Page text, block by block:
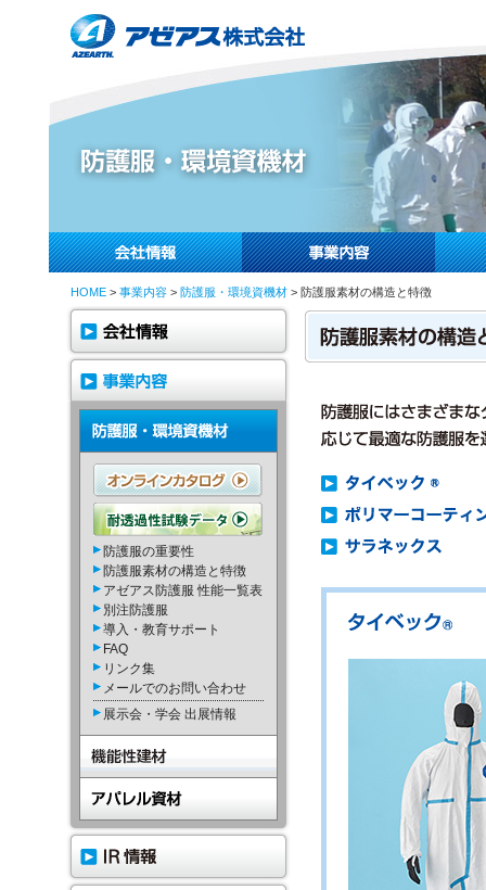
HOME > 事業内容 > 防護服・環境資機材 > 防護服素材の構造と特徴
防護服の重要性
防護服素材の構造と特徴
アゼアス防護服 性能一覧表
別注防護服
導入・教育サポート
FAQ
リンク集
メールでのお問い合わせ
展示会・学会 出展情報